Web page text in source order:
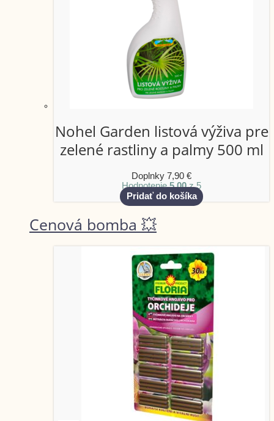
Nohel Garden listová výživa pre
zelené rastliny a palmy 500 ml
Doplnky 7,90 €
Hodnotenie5.00z 5
Pridať do košíka
Cenová bomba 💥